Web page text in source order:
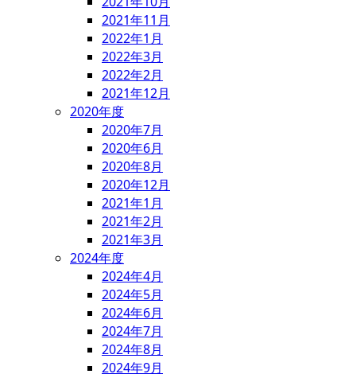
2021年11月
2022年1月
2022年3月
2022年2月
2021年12月
2020年度
2020年7月
2020年6月
2020年8月
2020年12月
2021年1月
2021年2月
2021年3月
2024年度
2024年4月
2024年5月
2024年6月
2024年7月
2024年8月
2024年9月